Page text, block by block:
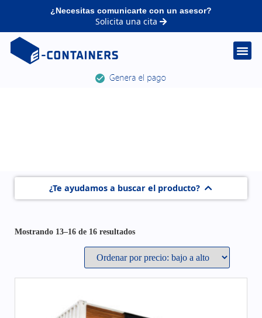
¿Necesitas comunicarte con un asesor?
Solicita una cita
¿Te ayudamos a buscar el producto?
Mostrando 13–16 de 16 resultados